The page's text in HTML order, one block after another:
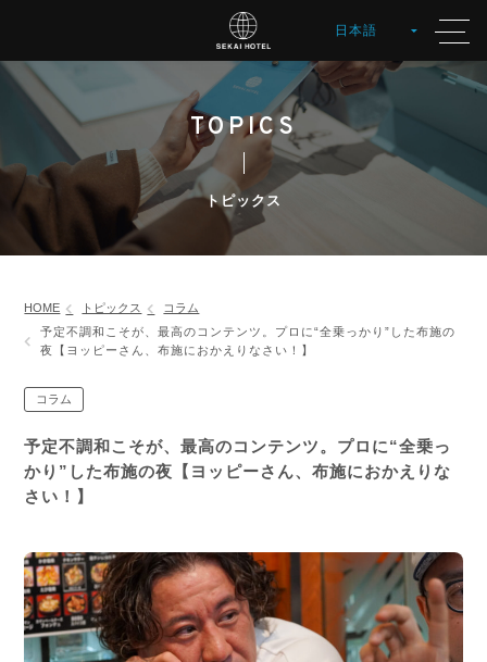
TOPICS
トピックス
HOME トピックス
コラム
予定不調和こそが、最高のコンテンツ。プロに“全乗っかり”した布施の
夜【ヨッピーさん、布施におかえりなさい！】
コラム
予定不調和こそが、最高のコンテンツ。プロに“全乗っ
かり”した布施の夜【ヨッピーさん、布施におかえりな
さい！】